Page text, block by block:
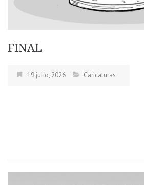
FINAL
19 julio, 2026 Caricaturas